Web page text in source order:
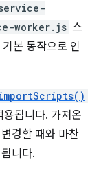
worker.js 스
본 동작으로 인
됩니다. 가져온
경할 때와 마찬
니다.